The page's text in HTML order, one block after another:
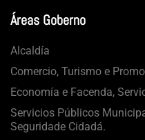
Áreas Goberno
Alcaldía
Comercio, Turismo e
Economía e Facenda,
Servicios Públicos
Seguridade Cidadá.